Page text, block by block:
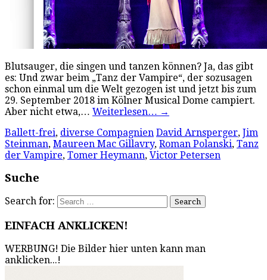
Blutsauger, die singen und tanzen können? Ja, das gibt
es: Und zwar beim „Tanz der Vampire“, der sozusagen
schon einmal um die Welt gezogen ist und jetzt bis zum
29. September 2018 im Kölner Musical Dome campiert.
Aber nicht etwa,… Weiterlesen… →
Ballett-frei, diverse Compagnien David Arnsperger, Jim
Steinman, Maureen Mac Gillavry, Roman Polanski, Tanz
der Vampire, Tomer Heymann, Victor Petersen
Suche
Search for:
EINFACH ANKLICKEN!
WERBUNG! Die Bilder hier unten kann man
anklicken...!